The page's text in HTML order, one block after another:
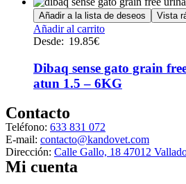
se
pueden
elegir
página
de
Añadir a la lista de deseos Vista
Añadir al carritoEste
múltiples
variantes.
Las
pueden
elegir
en
Desde: 19.85€
Dibaq sense gato grain
atun 1.5 – 6KG
Contacto
Teléfono: 633 831 072
E-mail: contacto@kandovet.com
Dirección: Calle Gallo, 18 47012
Mi cuenta